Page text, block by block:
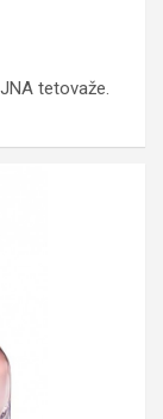
tetovaže.